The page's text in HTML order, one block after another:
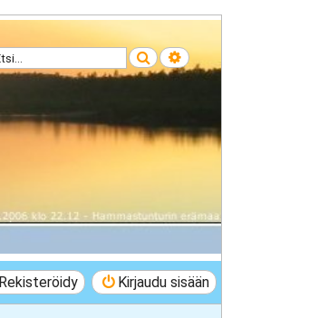
Etsi Tarkennettu haku
Kirjaudu sisään
Rekisteröidy